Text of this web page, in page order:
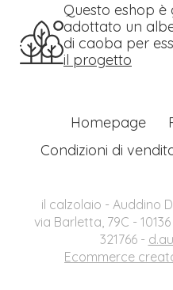
Questo eshop
adottato un
di caoba per
il progetto
Homepage
Condizioni di
il calzolaio - Auddino
via Barletta, 79C -
321766 -
Ecommerce